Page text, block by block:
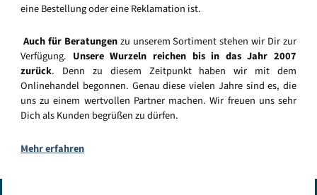
eine Bestellung oder eine Reklamation ist.
Auch für Beratungenzu unserem Sortiment stehen wir Dir zur
Verfügung. Unsere Wurzeln reichen bis in das Jahr 2007
zurück. Denn zu diesem Zeitpunkt haben wir mit dem
Onlinehandel begonnen. Genau diese vielen Jahre sind es, die
uns zu einem wertvollen Partner machen. Wir freuen uns sehr
Dich als Kunden begrüßen zu dürfen.
Mehr erfahren